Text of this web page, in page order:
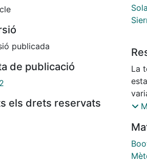
publicada
de publicació
els drets reservats
La